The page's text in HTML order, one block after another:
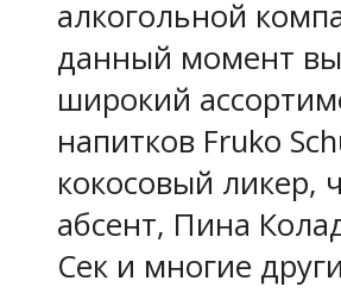
алкогольной
данный момент
широкий
напитков Fruko
кокосовый ликер,
абсент, Пина
Сек и многие